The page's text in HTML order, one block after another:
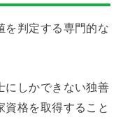
を判定する専門的な
にしかできない独善
資格を取得すること